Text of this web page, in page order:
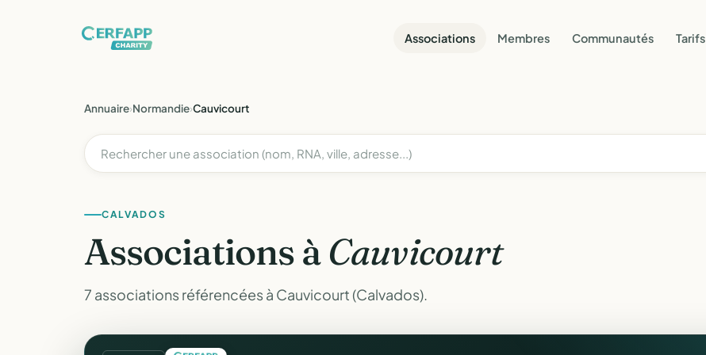
Associations Membres Communautés Tarifs
Annuaire›Normandie›Cauvicourt
CALVADOS
Associations àCauvicourt
7 associations référencées à Cauvicourt (Calvados).